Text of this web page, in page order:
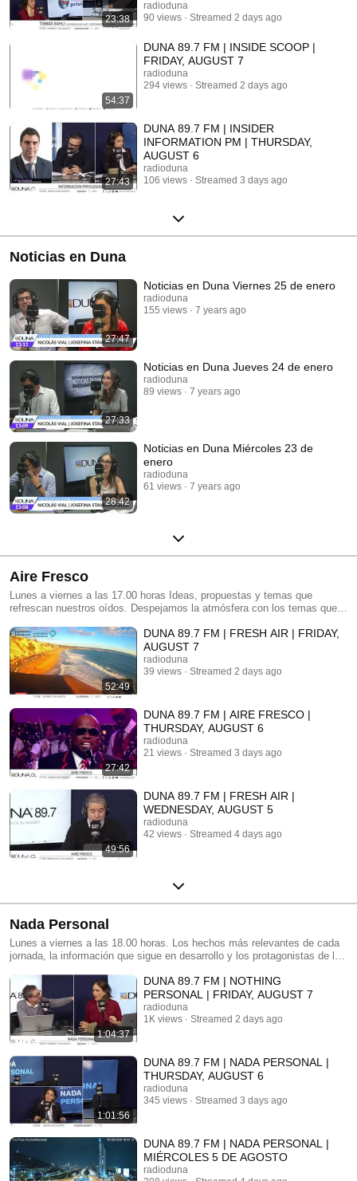
23:38
radioduna
90 views
Streamed 2 days ago
54:37
DUNA 89.7 FM | INSIDE SCOOP |
FRIDAY, AUGUST 7
radioduna
294 views
Streamed 2 days ago
27:43
DUNA 89.7 FM | INSIDER
INFORMATION PM | THURSDAY,
AUGUST 6
radioduna
106 views
Streamed 3 days ago
Noticias en Duna
27:47
Noticias en Duna Viernes 25 de enero
radioduna
155 views
7 years ago
27:33
Noticias en Duna Jueves 24 de enero
radioduna
89 views
7 years ago
28:42
Noticias en Duna Miércoles 23 de
enero
radioduna
61 views
7 years ago
Aire Fresco
Lunes a viernes a las 17.00 horas Ideas, propuestas y temas que
refrescan nuestros oídos. Despejamos la atmósfera con los temas que
52:49
DUNA 89.7 FM | FRESH AIR | FRIDAY,
AUGUST 7
radioduna
39 views
Streamed 2 days ago
27:42
DUNA 89.7 FM | AIRE FRESCO |
THURSDAY, AUGUST 6
radioduna
21 views
Streamed 3 days ago
49:56
DUNA 89.7 FM | FRESH AIR |
WEDNESDAY, AUGUST 5
radioduna
42 views
Streamed 4 days ago
Nada Personal
Lunes a viernes a las 18.00 horas. Los hechos más relevantes de cada
jornada, la información que sigue en desarrollo y los protagonistas de la
1:04:37
DUNA 89.7 FM | NOTHING
PERSONAL | FRIDAY, AUGUST 7
radioduna
1K views
Streamed 2 days ago
1:01:56
DUNA 89.7 FM | NADA PERSONAL |
THURSDAY, AUGUST 6
radioduna
345 views
Streamed 3 days ago
DUNA 89.7 FM | NADA PERSONAL |
MIÉRCOLES 5 DE AGOSTO
radioduna